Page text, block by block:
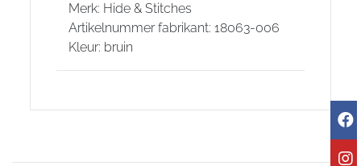
Merk: Hide & Stitches
Artikelnummer fabrikant: 18063-006
Kleur: bruin